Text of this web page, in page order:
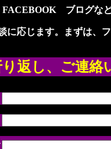
ブログなど
応じます。まずは、フ
返し、ご連絡